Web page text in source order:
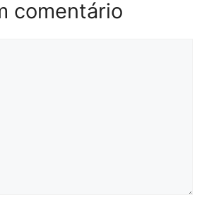
comentário